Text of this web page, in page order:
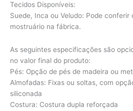
Tecidos Disponíveis:
Suede, Inca ou Veludo: Pode
mostruário na fábrica.
As seguintes especificações são
no valor final do produto:
Pés: Opção de pés de madeira ou
Almofadas: Fixas ou soltas, com
siliconada
Costura: Costura dupla reforçada